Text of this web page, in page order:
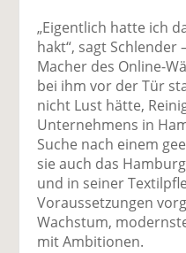
„Eigentlich hatte ich
hakt“, sagt Schlender
Macher des Online-
bei ihm vor der Tür
nicht Lust hätte,
Unternehmens in
Suche nach einem
sie auch das
und in seiner
Voraussetzungen
Wachstum,
mit Ambitionen.